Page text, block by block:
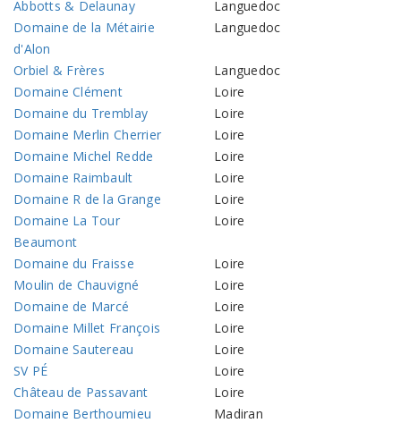
Abbotts & Delaunay
Languedoc
Domaine de la Métairie
d'Alon
Languedoc
Orbiel & Frères
Languedoc
Domaine Clément
Loire
Domaine du Tremblay
Loire
Domaine Merlin Cherrier
Loire
Domaine Michel Redde
Loire
Domaine Raimbault
Loire
Domaine R de la Grange
Loire
Domaine La Tour
Beaumont
Loire
Domaine du Fraisse
Loire
Moulin de Chauvigné
Loire
Domaine de Marcé
Loire
Domaine Millet François
Loire
Domaine Sautereau
Loire
SV PÉ
Loire
Château de Passavant
Loire
Domaine Berthoumieu
Madiran